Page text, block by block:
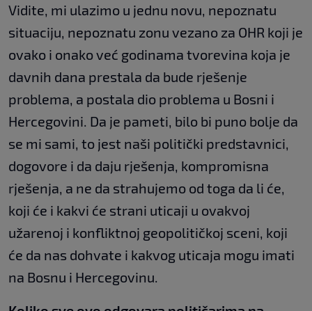
Vidite, mi ulazimo u jednu novu, nepoznatu
situaciju, nepoznatu zonu vezano za OHR koji je
ovako i onako već godinama tvorevina koja je
davnih dana prestala da bude rješenje
problema, a postala dio problema u Bosni i
Hercegovini. Da je pameti, bilo bi puno bolje da
se mi sami, to jest naši politički predstavnici,
dogovore i da daju rješenja, kompromisna
rješenja, a ne da strahujemo od toga da li će,
koji će i kakvi će strani uticaji u ovakvoj
užarenoj i konfliktnoj geopolitičkoj sceni, koji
će da nas dohvate i kakvog uticaja mogu imati
na Bosnu i Hercegovinu.